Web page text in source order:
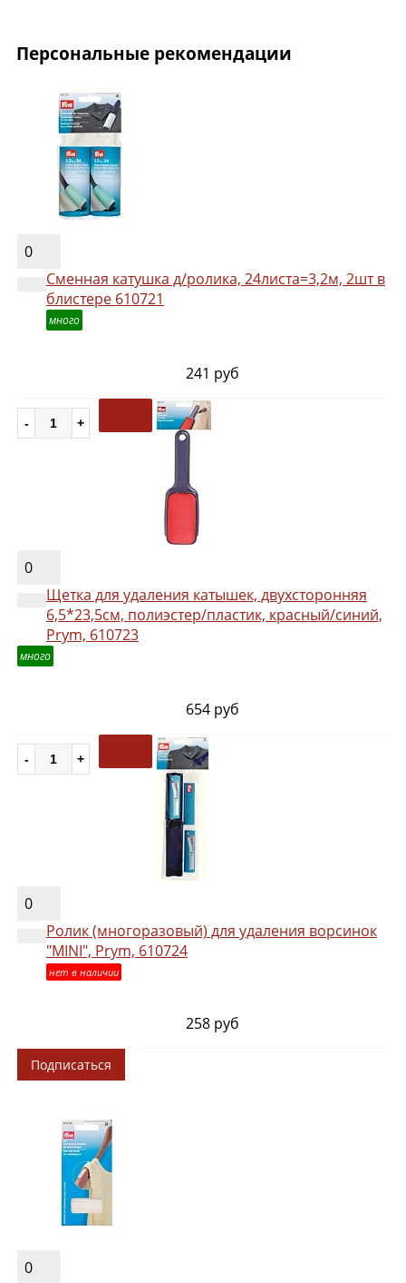
Персональные рекомендации
0
Сменная катушка д/ролика, 24листа=3,2м, 2шт в
блистере 610721
много
241 руб
0
Щетка для удаления катышек, двухсторонняя
6,5*23,5см, полиэстер/пластик, красный/синий,
Prym, 610723
много
654 руб
0
Ролик (многоразовый) для удаления ворсинок
"MINI", Prym, 610724
нет в наличии
258 руб
Подписаться
0